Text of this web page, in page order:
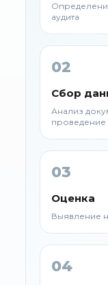
аудита
02
Сбор
Анализ
проведение
03
Оценка
Выявление
04